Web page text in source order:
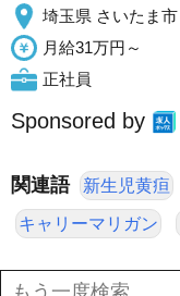
埼玉県 さいたま市
月給31万円～
正社員
Sponsored by
関連語 新生児黄疸
キャリーマリガン